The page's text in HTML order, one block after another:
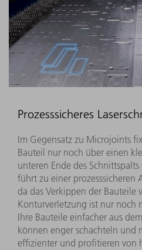
Prozesssicheres
Im Gegensatz zu Microjoints
Bauteil nur noch über einen
unteren Ende des
führt zu einer prozesssicheren
da das Verkippen der Bauteile
Konturverletzung ist nur noch
Ihre Bauteile einfacher aus
können enger schachteln und
effizienter und profitieren von